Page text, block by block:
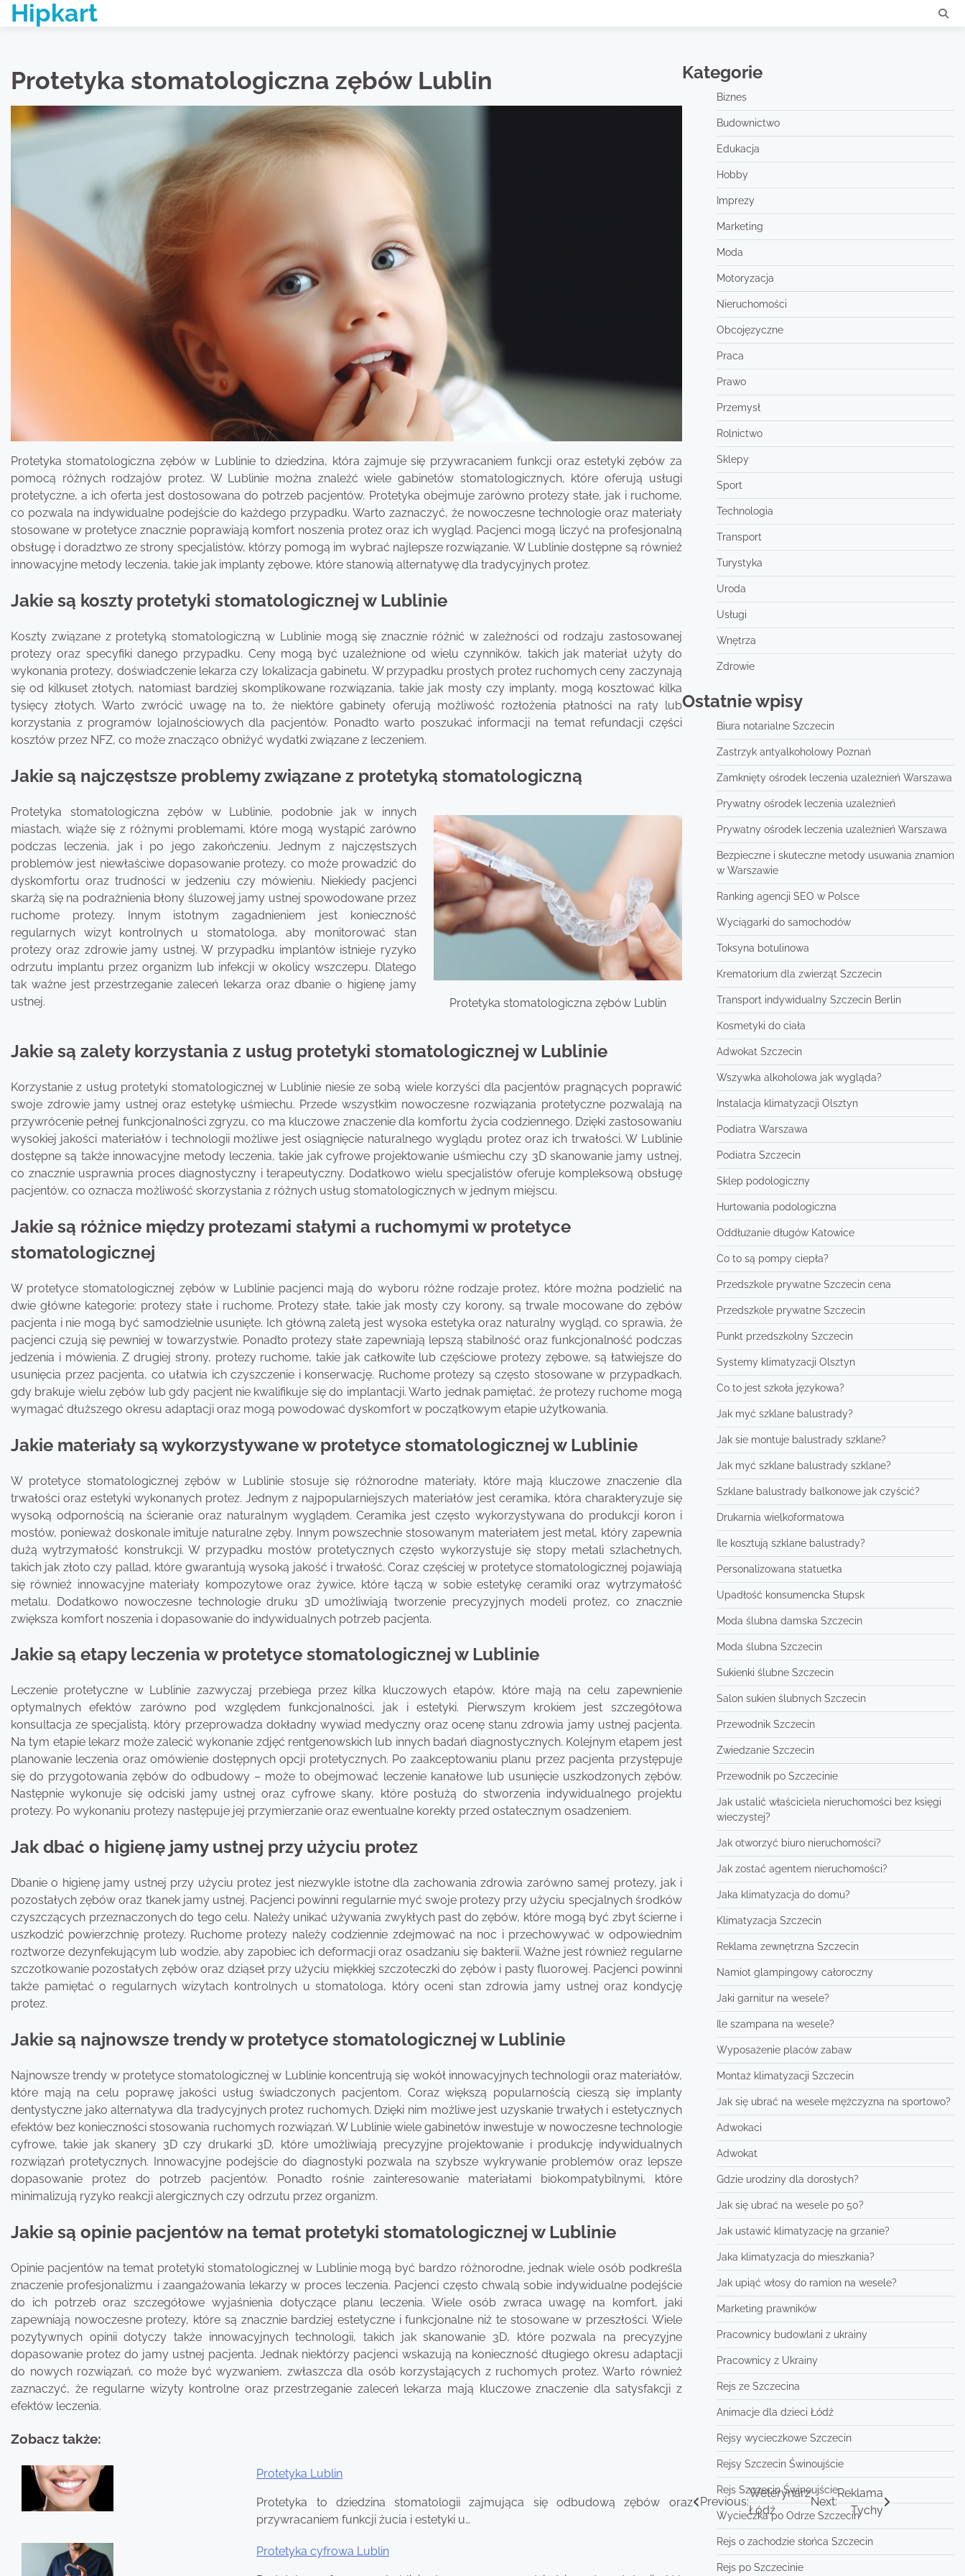
SkipHipkart
Protetyka stomatologiczna zębów Lublin
Protetyka stomatologiczna zębów w Lublinie to dziedzina, która zajmuje się przywracaniem funkcji oraz estetyki zębów za
pomocą różnych rodzajów protez. W Lublinie można znaleźć wiele gabinetów stomatologicznych, które oferują usługi
protetyczne, a ich oferta jest dostosowana do potrzeb pacjentów. Protetyka obejmuje zarówno protezy stałe, jak i ruchome,
co pozwala na indywidualne podejście do każdego przypadku. Warto zaznaczyć, że nowoczesne technologie oraz materiały
stosowane w protetyce znacznie poprawiają komfort noszenia protez oraz ich wygląd. Pacjenci mogą liczyć na profesjonalną
obsługę i doradztwo ze strony specjalistów, którzy pomogą im wybrać najlepsze rozwiązanie. W Lublinie dostępne są również
innowacyjne metody leczenia, takie jak implanty zębowe, które stanowią alternatywę dla tradycyjnych protez.
Jakie są koszty protetyki stomatologicznej w Lublinie
Koszty związane z protetyką stomatologiczną w Lublinie mogą się znacznie różnić w zależności od rodzaju zastosowanej
protezy oraz specyfiki danego przypadku. Ceny mogą być uzależnione od wielu czynników, takich jak materiał użyty do
wykonania protezy, doświadczenie lekarza czy lokalizacja gabinetu. W przypadku prostych protez ruchomych ceny zaczynają
się od kilkuset złotych, natomiast bardziej skomplikowane rozwiązania, takie jak mosty czy implanty, mogą kosztować kilka
tysięcy złotych. Warto zwrócić uwagę na to, że niektóre gabinety oferują możliwość rozłożenia płatności na raty lub
korzystania z programów lojalnościowych dla pacjentów. Ponadto warto poszukać informacji na temat refundacji części
kosztów przez NFZ, co może znacząco obniżyć wydatki związane z leczeniem.
Jakie są najczęstsze problemy związane z protetyką stomatologiczną
Protetyka stomatologiczna zębów Lublin
Protetyka stomatologiczna zębów w Lublinie, podobnie jak w innych
miastach, wiąże się z różnymi problemami, które mogą wystąpić zarówno
podczas leczenia, jak i po jego zakończeniu. Jednym z najczęstszych
problemów jest niewłaściwe dopasowanie protezy, co może prowadzić do
dyskomfortu oraz trudności w jedzeniu czy mówieniu. Niekiedy pacjenci
skarżą się na podrażnienia błony śluzowej jamy ustnej spowodowane przez
ruchome protezy. Innym istotnym zagadnieniem jest konieczność
regularnych wizyt kontrolnych u stomatologa, aby monitorować stan
protezy oraz zdrowie jamy ustnej. W przypadku implantów istnieje ryzyko
odrzutu implantu przez organizm lub infekcji w okolicy wszczepu. Dlatego
tak ważne jest przestrzeganie zaleceń lekarza oraz dbanie o higienę jamy
ustnej.
Jakie są zalety korzystania z usług protetyki stomatologicznej w Lublinie
Korzystanie z usług protetyki stomatologicznej w Lublinie niesie ze sobą wiele korzyści dla pacjentów pragnących poprawić
swoje zdrowie jamy ustnej oraz estetykę uśmiechu. Przede wszystkim nowoczesne rozwiązania protetyczne pozwalają na
przywrócenie pełnej funkcjonalności zgryzu, co ma kluczowe znaczenie dla komfortu życia codziennego. Dzięki zastosowaniu
wysokiej jakości materiałów i technologii możliwe jest osiągnięcie naturalnego wyglądu protez oraz ich trwałości. W Lublinie
dostępne są także innowacyjne metody leczenia, takie jak cyfrowe projektowanie uśmiechu czy 3D skanowanie jamy ustnej,
co znacznie usprawnia proces diagnostyczny i terapeutyczny. Dodatkowo wielu specjalistów oferuje kompleksową obsługę
pacjentów, co oznacza możliwość skorzystania z różnych usług stomatologicznych w jednym miejscu.
Jakie są różnice między protezami stałymi a ruchomymi w protetyce
stomatologicznej
W protetyce stomatologicznej zębów w Lublinie pacjenci mają do wyboru różne rodzaje protez, które można podzielić na
dwie główne kategorie: protezy stałe i ruchome. Protezy stałe, takie jak mosty czy korony, są trwale mocowane do zębów
pacjenta i nie mogą być samodzielnie usunięte. Ich główną zaletą jest wysoka estetyka oraz naturalny wygląd, co sprawia, że
pacjenci czują się pewniej w towarzystwie. Ponadto protezy stałe zapewniają lepszą stabilność oraz funkcjonalność podczas
jedzenia i mówienia. Z drugiej strony, protezy ruchome, takie jak całkowite lub częściowe protezy zębowe, są łatwiejsze do
usunięcia przez pacjenta, co ułatwia ich czyszczenie i konserwację. Ruchome protezy są często stosowane w przypadkach,
gdy brakuje wielu zębów lub gdy pacjent nie kwalifikuje się do implantacji. Warto jednak pamiętać, że protezy ruchome mogą
wymagać dłuższego okresu adaptacji oraz mogą powodować dyskomfort w początkowym etapie użytkowania.
Jakie materiały są wykorzystywane w protetyce stomatologicznej w Lublinie
W protetyce stomatologicznej zębów w Lublinie stosuje się różnorodne materiały, które mają kluczowe znaczenie dla
trwałości oraz estetyki wykonanych protez. Jednym z najpopularniejszych materiałów jest ceramika, która charakteryzuje się
wysoką odpornością na ścieranie oraz naturalnym wyglądem. Ceramika jest często wykorzystywana do produkcji koron i
mostów, ponieważ doskonale imituje naturalne zęby. Innym powszechnie stosowanym materiałem jest metal, który zapewnia
dużą wytrzymałość konstrukcji. W przypadku mostów protetycznych często wykorzystuje się stopy metali szlachetnych,
takich jak złoto czy pallad, które gwarantują wysoką jakość i trwałość. Coraz częściej w protetyce stomatologicznej pojawiają
się również innowacyjne materiały kompozytowe oraz żywice, które łączą w sobie estetykę ceramiki oraz wytrzymałość
metalu. Dodatkowo nowoczesne technologie druku 3D umożliwiają tworzenie precyzyjnych modeli protez, co znacznie
zwiększa komfort noszenia i dopasowanie do indywidualnych potrzeb pacjenta.
Jakie są etapy leczenia w protetyce stomatologicznej w Lublinie
Leczenie protetyczne w Lublinie zazwyczaj przebiega przez kilka kluczowych etapów, które mają na celu zapewnienie
optymalnych efektów zarówno pod względem funkcjonalności, jak i estetyki. Pierwszym krokiem jest szczegółowa
konsultacja ze specjalistą, który przeprowadza dokładny wywiad medyczny oraz ocenę stanu zdrowia jamy ustnej pacjenta.
Na tym etapie lekarz może zalecić wykonanie zdjęć rentgenowskich lub innych badań diagnostycznych. Kolejnym etapem jest
planowanie leczenia oraz omówienie dostępnych opcji protetycznych. Po zaakceptowaniu planu przez pacjenta przystępuje
się do przygotowania zębów do odbudowy – może to obejmować leczenie kanałowe lub usunięcie uszkodzonych zębów.
Następnie wykonuje się odciski jamy ustnej oraz cyfrowe skany, które posłużą do stworzenia indywidualnego projektu
protezy. Po wykonaniu protezy następuje jej przymierzanie oraz ewentualne korekty przed ostatecznym osadzeniem.
Jak dbać o higienę jamy ustnej przy użyciu protez
Dbanie o higienę jamy ustnej przy użyciu protez jest niezwykle istotne dla zachowania zdrowia zarówno samej protezy, jak i
pozostałych zębów oraz tkanek jamy ustnej. Pacjenci powinni regularnie myć swoje protezy przy użyciu specjalnych środków
czyszczących przeznaczonych do tego celu. Należy unikać używania zwykłych past do zębów, które mogą być zbyt ścierne i
uszkodzić powierzchnię protezy. Ruchome protezy należy codziennie zdejmować na noc i przechowywać w odpowiednim
roztworze dezynfekującym lub wodzie, aby zapobiec ich deformacji oraz osadzaniu się bakterii. Ważne jest również regularne
szczotkowanie pozostałych zębów oraz dziąseł przy użyciu miękkiej szczoteczki do zębów i pasty fluorowej. Pacjenci powinni
także pamiętać o regularnych wizytach kontrolnych u stomatologa, który oceni stan zdrowia jamy ustnej oraz kondycję
protez.
Jakie są najnowsze trendy w protetyce stomatologicznej w Lublinie
Najnowsze trendy w protetyce stomatologicznej w Lublinie koncentrują się wokół innowacyjnych technologii oraz materiałów,
które mają na celu poprawę jakości usług świadczonych pacjentom. Coraz większą popularnością cieszą się implanty
dentystyczne jako alternatywa dla tradycyjnych protez ruchomych. Dzięki nim możliwe jest uzyskanie trwałych i estetycznych
efektów bez konieczności stosowania ruchomych rozwiązań. W Lublinie wiele gabinetów inwestuje w nowoczesne technologie
cyfrowe, takie jak skanery 3D czy drukarki 3D, które umożliwiają precyzyjne projektowanie i produkcję indywidualnych
rozwiązań protetycznych. Innowacyjne podejście do diagnostyki pozwala na szybsze wykrywanie problemów oraz lepsze
dopasowanie protez do potrzeb pacjentów. Ponadto rośnie zainteresowanie materiałami biokompatybilnymi, które
minimalizują ryzyko reakcji alergicznych czy odrzutu przez organizm.
Jakie są opinie pacjentów na temat protetyki stomatologicznej w Lublinie
Opinie pacjentów na temat protetyki stomatologicznej w Lublinie mogą być bardzo różnorodne, jednak wiele osób podkreśla
znaczenie profesjonalizmu i zaangażowania lekarzy w proces leczenia. Pacjenci często chwalą sobie indywidualne podejście
do ich potrzeb oraz szczegółowe wyjaśnienia dotyczące planu leczenia. Wiele osób zwraca uwagę na komfort, jaki
zapewniają nowoczesne protezy, które są znacznie bardziej estetyczne i funkcjonalne niż te stosowane w przeszłości. Wiele
pozytywnych opinii dotyczy także innowacyjnych technologii, takich jak skanowanie 3D, które pozwala na precyzyjne
dopasowanie protez do jamy ustnej pacjenta. Jednak niektórzy pacjenci wskazują na konieczność długiego okresu adaptacji
do nowych rozwiązań, co może być wyzwaniem, zwłaszcza dla osób korzystających z ruchomych protez. Warto również
zaznaczyć, że regularne wizyty kontrolne oraz przestrzeganie zaleceń lekarza mają kluczowe znaczenie dla satysfakcji z
efektów leczenia.
Zobacz także:
Protetyka Lublin
Protetyka to dziedzina stomatologii zajmująca się odbudową zębów oraz
przywracaniem funkcji żucia i estetyki u…
Protetyka cyfrowa Lublin
Nawigacja
Previous:
Weterynarz
Łódź
Next:
Reklama
Tychy
Kategorie
Biznes
Budownictwo
Edukacja
Hobby
Imprezy
Marketing
Moda
Motoryzacja
Nieruchomości
Obcojęzyczne
Praca
Prawo
Przemysł
Rolnictwo
Sklepy
Sport
Technologia
Transport
Turystyka
Uroda
Usługi
Wnętrza
Zdrowie
Ostatnie wpisy
Biura notarialne Szczecin
Zastrzyk antyalkoholowy Poznań
Zamknięty ośrodek leczenia uzależnień Warszawa
Prywatny ośrodek leczenia uzależnień
Prywatny ośrodek leczenia uzależnień Warszawa
Bezpieczne i skuteczne metody usuwania znamion
w Warszawie
Ranking agencji SEO w Polsce
Wyciągarki do samochodów
Toksyna botulinowa
Krematorium dla zwierząt Szczecin
Transport indywidualny Szczecin Berlin
Kosmetyki do ciała
Adwokat Szczecin
Wszywka alkoholowa jak wygląda?
Instalacja klimatyzacji Olsztyn
Podiatra Warszawa
Podiatra Szczecin
Sklep podologiczny
Hurtowania podologiczna
Oddłużanie długów Katowice
Co to są pompy ciepła?
Przedszkole prywatne Szczecin cena
Przedszkole prywatne Szczecin
Punkt przedszkolny Szczecin
Systemy klimatyzacji Olsztyn
Co to jest szkoła językowa?
Jak myć szklane balustrady?
Jak sie montuje balustrady szklane?
Jak myć szklane balustrady szklane?
Szklane balustrady balkonowe jak czyścić?
Drukarnia wielkoformatowa
Ile kosztują szklane balustrady?
Personalizowana statuetka
Upadłość konsumencka Słupsk
Moda ślubna damska Szczecin
Moda ślubna Szczecin
Sukienki ślubne Szczecin
Salon sukien ślubnych Szczecin
Przewodnik Szczecin
Zwiedzanie Szczecin
Przewodnik po Szczecinie
Jak ustalić właściciela nieruchomości bez księgi
wieczystej?
Jak otworzyć biuro nieruchomości?
Jak zostać agentem nieruchomości?
Jaka klimatyzacja do domu?
Klimatyzacja Szczecin
Reklama zewnętrzna Szczecin
Namiot glampingowy całoroczny
Jaki garnitur na wesele?
Ile szampana na wesele?
Wyposażenie placów zabaw
Montaż klimatyzacji Szczecin
Jak się ubrać na wesele mężczyzna na sportowo?
Adwokaci
Adwokat
Gdzie urodziny dla dorosłych?
Jak się ubrać na wesele po 50?
Jak ustawić klimatyzację na grzanie?
Jaka klimatyzacja do mieszkania?
Jak upiąć włosy do ramion na wesele?
Marketing prawników
Pracownicy budowlani z ukrainy
Pracownicy z Ukrainy
Rejs ze Szczecina
Animacje dla dzieci Łódź
Rejsy wycieczkowe Szczecin
Rejsy Szczecin Świnoujście
Rejs Szczecin Świnoujście
Wycieczka po Odrze Szczecin
Rejs o zachodzie słońca Szczecin
Rejs po Szczecinie